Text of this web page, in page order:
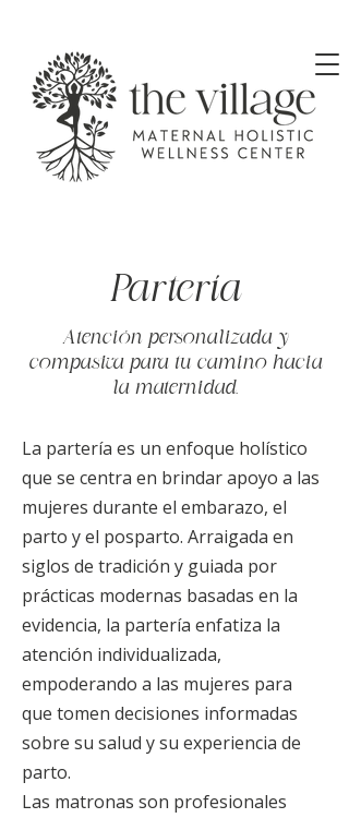
Partería
Atención personalizada y
compasiva para tu camino hacia
la maternidad.
La partería es un enfoque holístico
que se centra en brindar apoyo a las
mujeres durante el embarazo, el
parto y el posparto. Arraigada en
siglos de tradición y guiada por
prácticas modernas basadas en la
evidencia, la partería enfatiza la
atención individualizada,
empoderando a las mujeres para
que tomen decisiones informadas
sobre su salud y su experiencia de
parto.
Las matronas son profesionales